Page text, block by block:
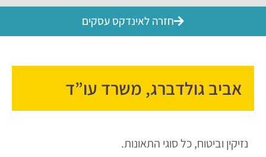
חזרה לאינדקס עסקים
אביב גולדברג, משרד עו”ד
נזיקין וביטוח, כל סוגי התאונות.